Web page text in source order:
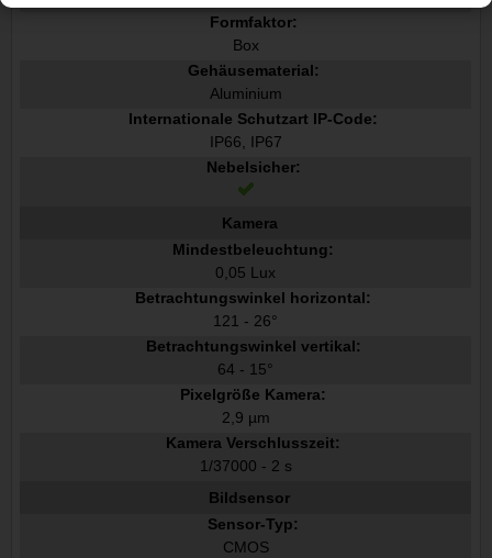
Formfaktor:
Box
Gehäusematerial:
Aluminium
Internationale Schutzart IP-Code:
IP66, IP67
Nebelsicher:
Kamera
Mindestbeleuchtung:
0,05 Lux
Betrachtungswinkel horizontal:
121 - 26°
Betrachtungswinkel vertikal:
64 - 15°
Pixelgröße Kamera:
2,9 µm
Kamera Verschlusszeit:
1/37000 - 2 s
Bildsensor
Sensor-Typ:
CMOS